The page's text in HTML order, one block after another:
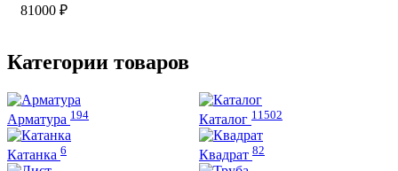
выбрать
81000 ₽
Категории товаров
Арматура 194 Каталог 11502
Катанка 6 Квадрат 82